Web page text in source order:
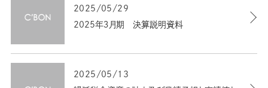
2025/05/29
2025年３月期 決算説明資料
2025/05/13